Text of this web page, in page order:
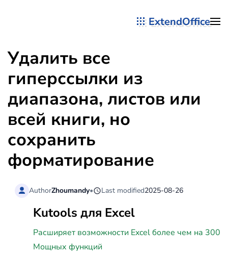
ExtendOffice
Удалить все
гиперссылки из
диапазона, листов или
всей книги, но
сохранить
форматирование
AuthorZhoumandy• Last modified2025-08-26
Kutools для Excel
Расширяет возможности Excel более чем на 300
Мощных функций